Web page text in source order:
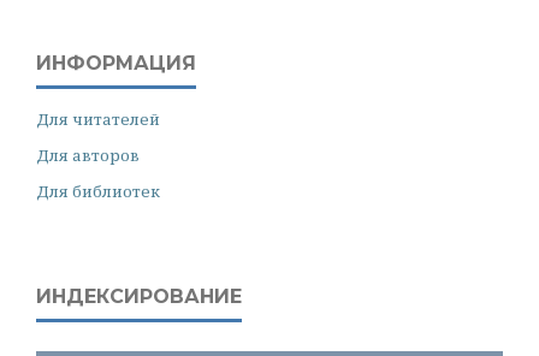
ИНФОРМАЦИЯ
Для читателей
Для авторов
Для библиотек
ИНДЕКСИРОВАНИЕ